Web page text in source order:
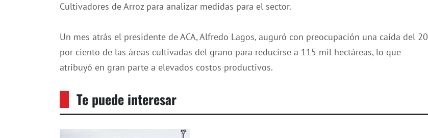
Cultivadores de Arroz para analizar medidas para el sector.
Un mes atrás el presidente de ACA, Alfredo Lagos, auguró con preocupación una caída del 20
por ciento de las áreas cultivadas del grano para reducirse a 115 mil hectáreas, lo que
atribuyó en gran parte a elevados costos productivos.
Te puede interesar